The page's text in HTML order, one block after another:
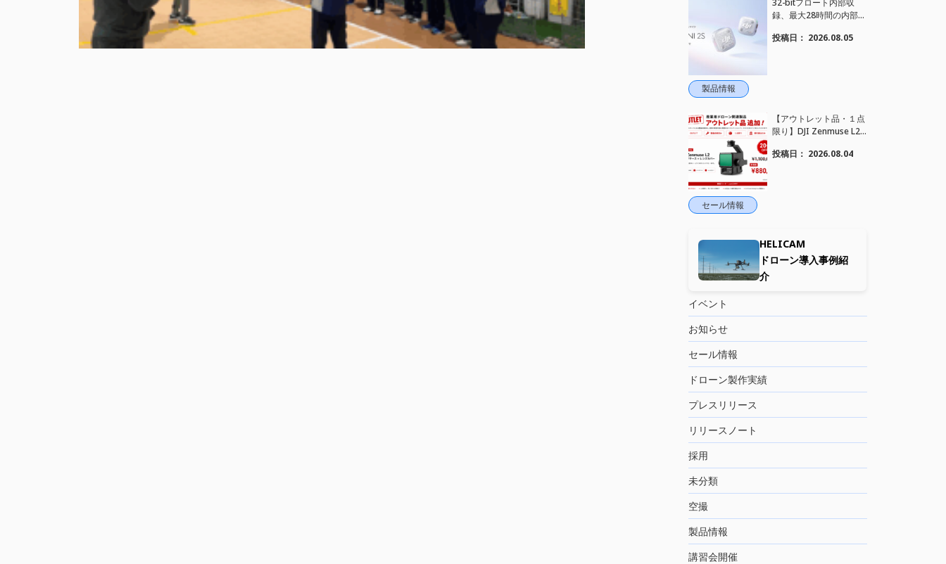
製品情報
録、最大28時間の内部録
応、2段階AIノイズキャ
投稿日： 2026.08.05
セール情報
【アウトレット品・１点
限り】DJI Zenmuse L2
た。｜HELICAM STORE
投稿日： 2026.08.04
HELICAM
ドローン導入事例紹
介
イベント
お知らせ
セール情報
ドローン製作実績
プレスリリース
リリースノート
採用
未分類
空撮
製品情報
講習会開催